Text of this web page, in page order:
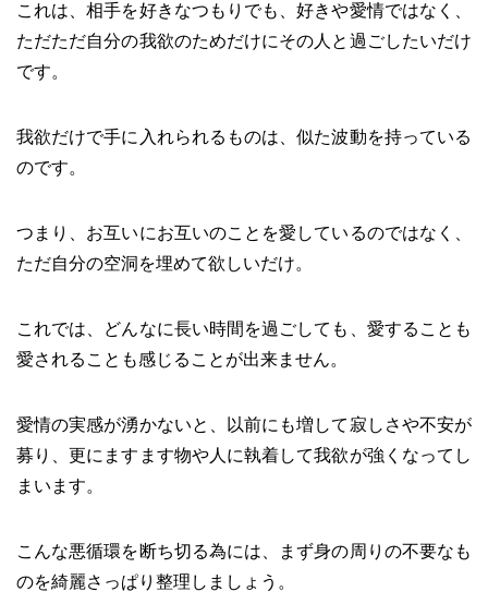
これは、相手を好きなつもりでも、好きや愛情ではなく、
ただただ自分の我欲のためだけにその人と過ごしたいだけ
です。
我欲だけで手に入れられるものは、似た波動を持っている
のです。
つまり、お互いにお互いのことを愛しているのではなく、
ただ自分の空洞を埋めて欲しいだけ。
これでは、どんなに長い時間を過ごしても、愛することも
愛されることも感じることが出来ません。
愛情の実感が湧かないと、以前にも増して寂しさや不安が
募り、更にますます物や人に執着して我欲が強くなってし
まいます。
こんな悪循環を断ち切る為には、まず身の周りの不要なも
のを綺麗さっぱり整理しましょう。